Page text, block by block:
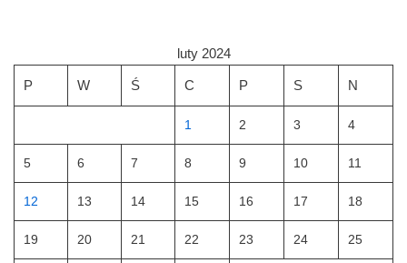
luty 2024
P W Ś C P S N
1 2 3 4
5 6 7 8 9 10 11
12 13 14 15 16 17 18
19 20 21 22 23 24 25